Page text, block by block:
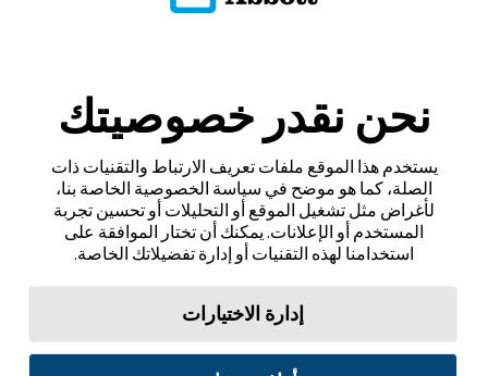
نحن نقدر خصوصيتك
يستخدم هذا الموقع ملفات تعريف الارتباط والتقنيات ذات
الصلة، كما هو موضح في سياسة الخصوصية الخاصة بنا،
لأغراض مثل تشغيل الموقع أو التحليلات أو تحسين تجربة
المستخدم أو الإعلانات. يمكنك أن تختار الموافقة على
استخدامنا لهذه التقنيات أو إدارة تفضيلاتك الخاصة.
إدارة الاختيارات